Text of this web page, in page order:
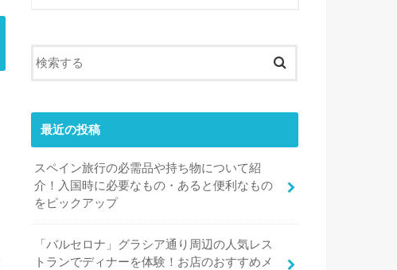
最近の投稿
スペイン旅行の必需品や持ち物について紹
介！入国時に必要なもの・あると便利なもの
をピックアップ
「バルセロナ」グラシア通り周辺の人気レス
トランでディナーを体験！お店のおすすめメ